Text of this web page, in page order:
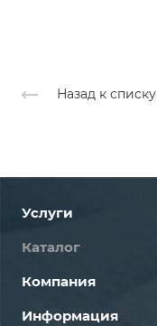
Назад к списку
Услуги
Каталог
Компания
Информация